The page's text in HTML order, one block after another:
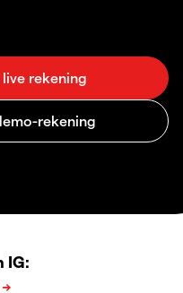
IG: